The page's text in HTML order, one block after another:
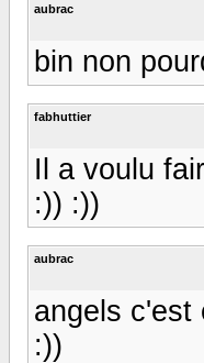
aubrac
bin non
fabhuttier
Il a voulu
:)) :))
aubrac
angels c'est
:))